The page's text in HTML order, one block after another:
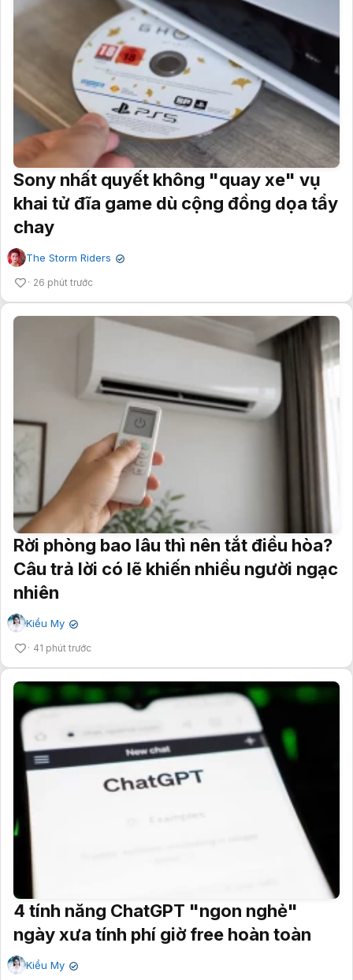
Sony nhất quyết không "quay xe" vụ
khai tử đĩa game dù cộng đồng dọa tẩy
chay
The Storm Riders ✔
26 phút trước
Rời phòng bao lâu thì nên tắt điều hòa?
Câu trả lời có lẽ khiến nhiều người ngạc
nhiên
Kiều My ✔
41 phút trước
4 tính năng ChatGPT "ngon nghẻ"
ngày xưa tính phí giờ free hoàn toàn
Kiều My ✔